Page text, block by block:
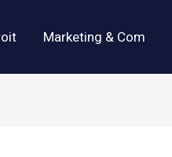
Marketing & Com